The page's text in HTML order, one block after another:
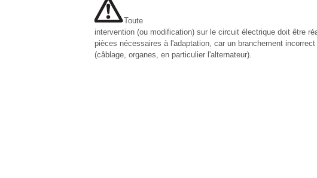
Toute
intervention (ou modification) sur le circuit électrique doit être
pièces nécessaires à l'adaptation, car un branchement
(câblage, organes, en particulier l'alternateur).